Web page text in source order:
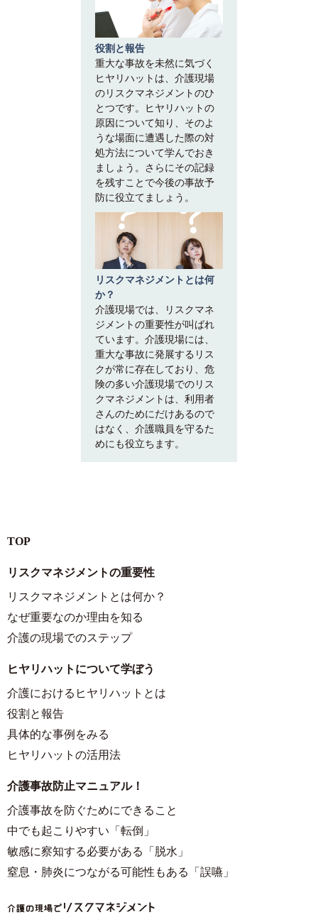
役割と報告
重大な事故を未然に気づく
ヒヤリハットは、介護現場
のリスクマネジメントのひ
とつです。ヒヤリハットの
原因について知り、そのよ
うな場面に遭遇した際の対
処方法について学んでおき
ましょう。さらにその記録
を残すことで今後の事故予
防に役立てましょう。
リスクマネジメントとは何
か？
介護現場では、リスクマネ
ジメントの重要性が叫ばれ
ています。介護現場には、
重大な事故に発展するリス
クが常に存在しており、危
険の多い介護現場でのリス
クマネジメントは、利用者
さんのためにだけあるので
はなく、介護職員を守るた
めにも役立ちます。
TOP
リスクマネジメントの重要性
リスクマネジメントとは何か？
なぜ重要なのか理由を知る
介護の現場でのステップ
ヒヤリハットについて学ぼう
介護におけるヒヤリハットとは
役割と報告
具体的な事例をみる
ヒヤリハットの活用法
介護事故防止マニュアル！
介護事故を防ぐためにできること
中でも起こりやすい「転倒」
敏感に察知する必要がある「脱水」
窒息・肺炎につながる可能性もある「誤嚥」